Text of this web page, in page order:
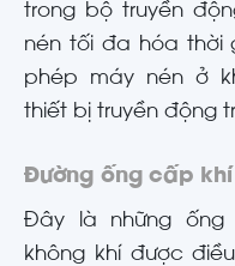
trong bộ truyền
nén tối đa hóa thời
phép máy nén ở
thiết bị truyền động
Đường ống cấp khí
Đây là những
không khí được